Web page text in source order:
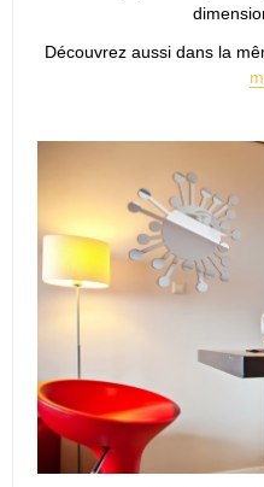
Découvrez aussi dans la